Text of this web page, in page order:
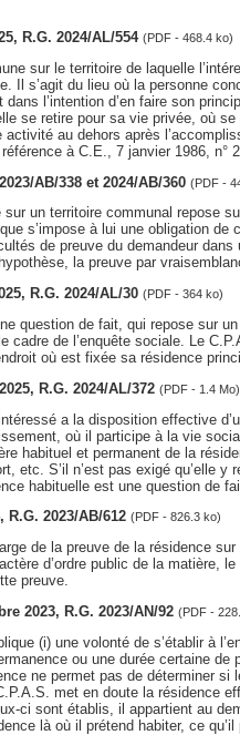
R.G. 2024/AL/554 (PDF - 468.4 ko)
sur le territoire de laquelle
Il s’agit du lieu où la personne
l’intention d’en faire son
se retire pour sa vie privée, où
au dehors après
à C.E., 7 janvier 1986, n°
AB/338 et 2024/AB/360 (PDF -
un territoire communal repose
s’impose à lui une obligation de
de preuve du demandeur
la preuve par
R.G. 2024/AL/30 (PDF - 364 ko)
question de fait, qui repose sur
cadre de l’enquête sociale. Le
où est fixée sa résidence
R.G. 2024/AL/372 (PDF - 1.4 Mo)
a la disposition effective
où il participe à la vie
habituel et permanent de la
etc. S’il n’est pas exigé qu’elle
habituelle est une question de
R.G. 2023/AB/612 (PDF - 826.3 ko)
de la preuve de la résidence
d’ordre public de la matière,
preuve.
2023, R.G. 2023/AN/92 (PDF -
(i) une volonté de s’établir à
ou une durée certaine
ne permet pas de déterminer si
met en doute la résidence
ci sont établis, il appartient au
là où il prétend habiter, ce